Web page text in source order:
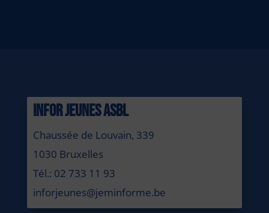
INFOR JEUNES ASBL
Chaussée de Louvain, 339
1030 Bruxelles
Tél.: 02 733 11 93
inforjeunes@jeminforme.be